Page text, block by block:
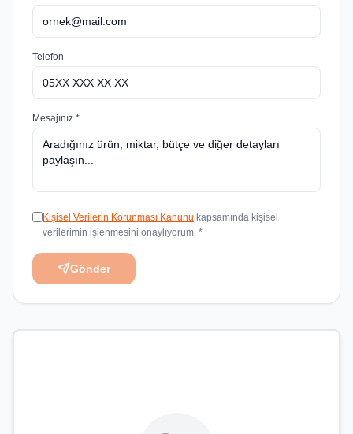
Telefon
Mesajınız *
Kişisel Verilerin Korunması Kanunu kapsamında kişisel
verilerimin işlenmesini onaylıyorum. *
Gönder